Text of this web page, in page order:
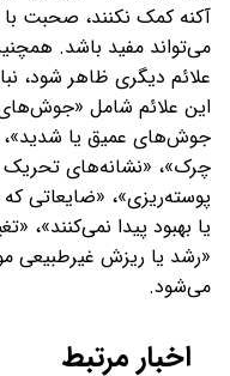
آکنه کمک نکنند، صحبت با
می‌تواند مفید باشد.
علائم دیگری ظاهر شود،
این علائم شامل
جوش‌های عمیق یا شدید»،
چرک»، «نشانه‌های
پوسته‌ریزی»، «ضایعاتی
یا بهبود پیدا
«رشد یا ریزش غیرطبیعی
می‌شود.
اخبار مرتبط